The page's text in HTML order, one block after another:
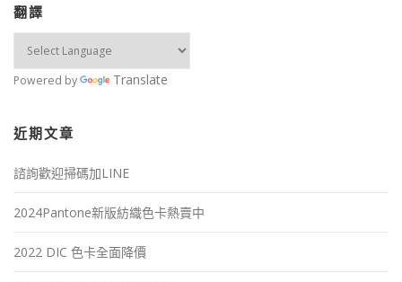
字:
翻譯
Powered by Translate
近期文章
諮詢歡迎掃碼加LINE
2024Pantone新版紡織色卡熱賣中
2022 DIC 色卡全面降價